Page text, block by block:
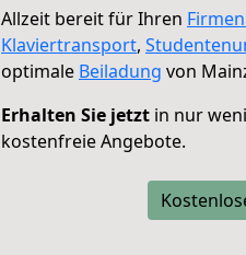
Allzeit bereit für Ihren
Klaviertransport,
optimale Beiladung von
Erhalten Sie jetzt in nur
kostenfreie Angebote.